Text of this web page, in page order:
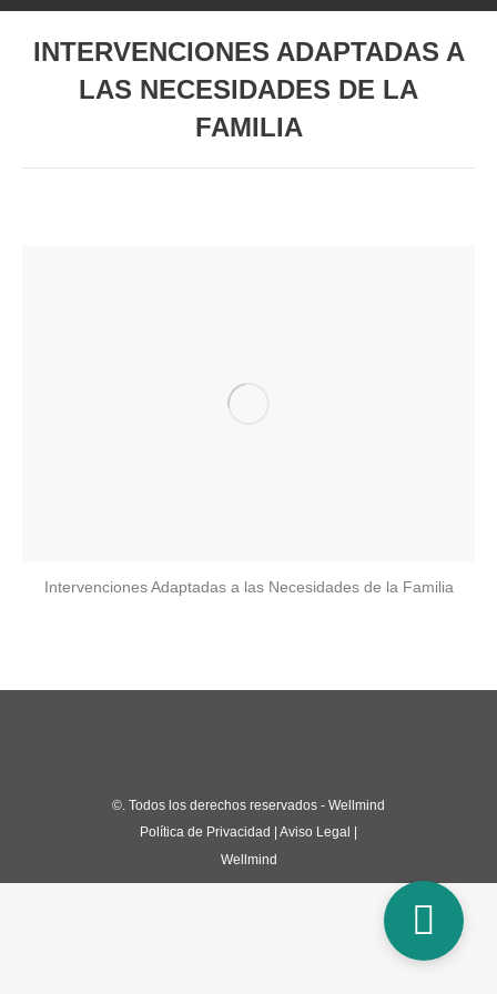
INTERVENCIONES ADAPTADAS A
LAS NECESIDADES DE LA
FAMILIA
Intervenciones Adaptadas a las Necesidades de la Familia
©. Todos los derechos reservados - Wellmind
Política de Privacidad
Aviso Legal
Wellmind